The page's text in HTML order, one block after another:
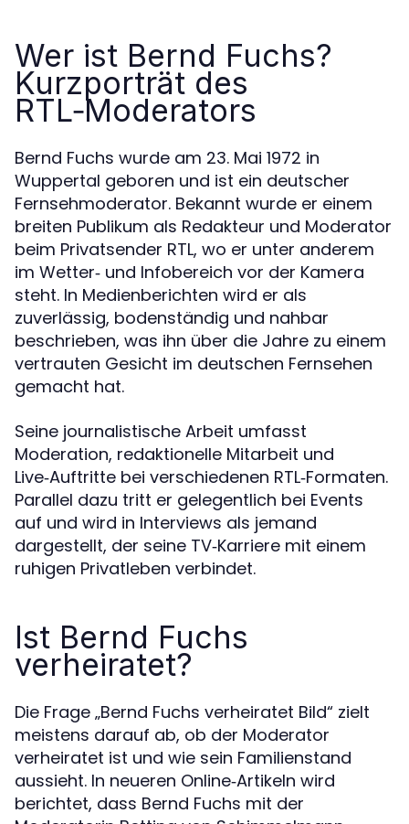
Wer ist Bernd Fuchs?
Kurzporträt des
RTL‑Moderators
Bernd Fuchs wurde am 23. Mai 1972 in
Wuppertal geboren und ist ein deutscher
Fernsehmoderator. Bekannt wurde er einem
breiten Publikum als Redakteur und Moderator
beim Privatsender RTL, wo er unter anderem
im Wetter‑ und Infobereich vor der Kamera
steht. In Medienberichten wird er als
zuverlässig, bodenständig und nahbar
beschrieben, was ihn über die Jahre zu einem
vertrauten Gesicht im deutschen Fernsehen
gemacht hat.
Seine journalistische Arbeit umfasst
Moderation, redaktionelle Mitarbeit und
Live‑Auftritte bei verschiedenen RTL‑Formaten.
Parallel dazu tritt er gelegentlich bei Events
auf und wird in Interviews als jemand
dargestellt, der seine TV‑Karriere mit einem
ruhigen Privatleben verbindet.
Ist Bernd Fuchs
verheiratet?
Die Frage „Bernd Fuchs verheiratet Bild“ zielt
meistens darauf ab, ob der Moderator
verheiratet ist und wie sein Familienstand
aussieht. In neueren Online‑Artikeln wird
berichtet, dass Bernd Fuchs mit der